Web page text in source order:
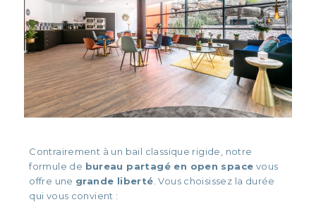
Contrairement à un bail classique rigide, notre
formule de bureau partagé en open space vous
offre une grande liberté. Vous choisissez la durée
qui vous convient :